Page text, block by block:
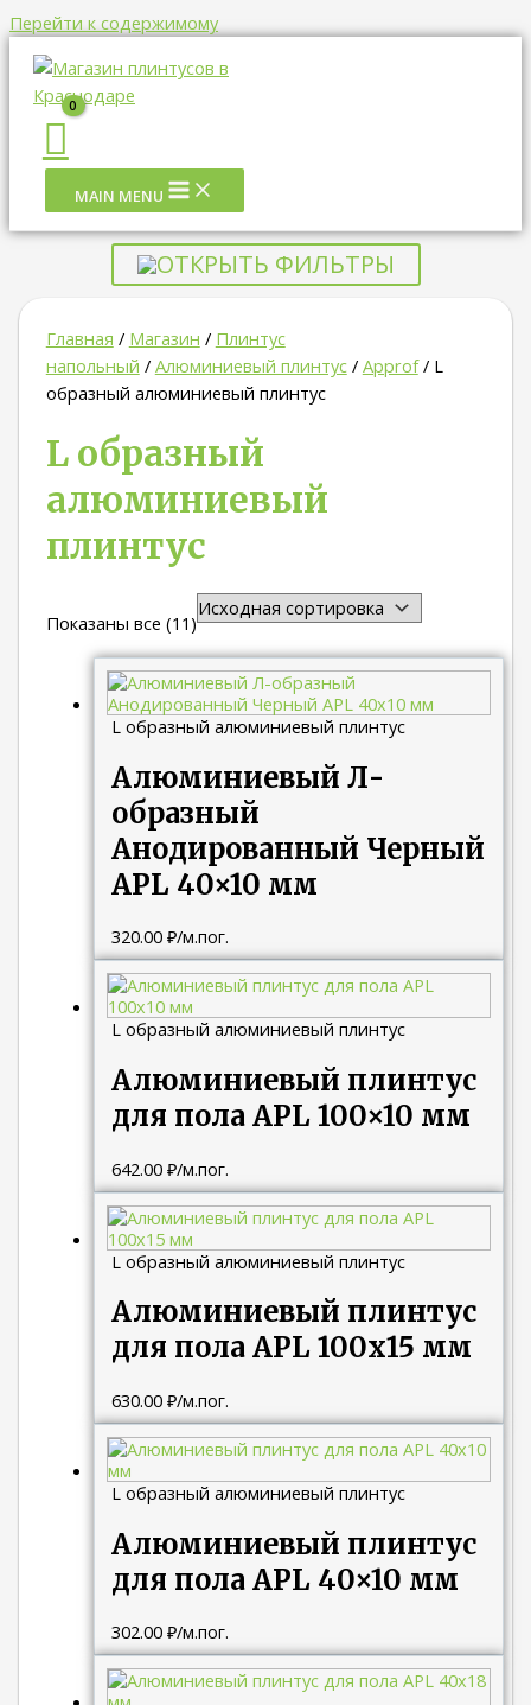
Перейти к содержимому
MAIN MENU
Главная / Магазин / Плинтус
напольный / Алюминиевый плинтус/ Approf/ L
образный алюминиевый плинтус
L образный
алюминиевый
плинтус
Показаны все (11)
L образный алюминиевый плинтус
Алюминиевый Л-
образный
Анодированный Черный
APL 40×10 мм
320.00₽/м.пог.
L образный алюминиевый плинтус
Алюминиевый плинтус
для пола APL 100×10 мм
642.00₽/м.пог.
L образный алюминиевый плинтус
Алюминиевый плинтус
для пола APL 100х15 мм
630.00₽/м.пог.
L образный алюминиевый плинтус
Алюминиевый плинтус
для пола APL 40×10 мм
302.00₽/м.пог.
ОТКРЫТЬ ФИЛЬТРЫ